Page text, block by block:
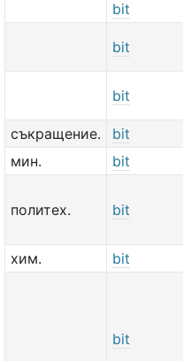
bit
bit
bit
съкращение.
bit
мин.
bit
политех. bit
хим.
bit
bit